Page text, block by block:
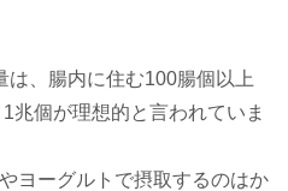
は、腸内に住む100腸個以上
兆個が理想的と言われていま
ヨーグルトで摂取するのはか